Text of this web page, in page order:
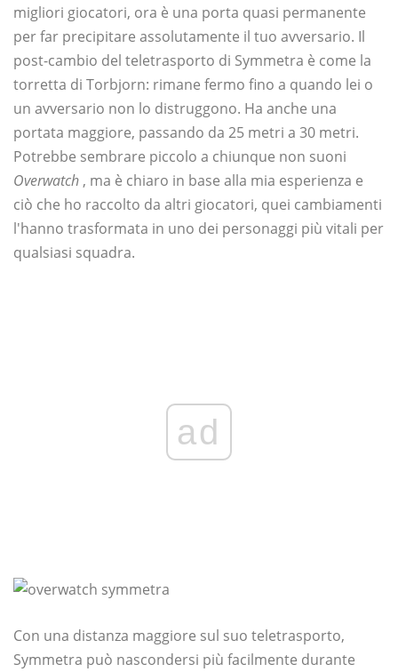
migliori giocatori, ora è una porta quasi permanente
per far precipitare assolutamente il tuo avversario. Il
post-cambio del teletrasporto di Symmetra è come la
torretta di Torbjorn: rimane fermo fino a quando lei o
un avversario non lo distruggono. Ha anche una
portata maggiore, passando da 25 metri a 30 metri.
Potrebbe sembrare piccolo a chiunque non suoni
Overwatch , ma è chiaro in base alla mia esperienza e
ciò che ho raccolto da altri giocatori, quei cambiamenti
l'hanno trasformata in uno dei personaggi più vitali per
qualsiasi squadra.
ad
Con una distanza maggiore sul suo teletrasporto,
Symmetra può nascondersi più facilmente durante